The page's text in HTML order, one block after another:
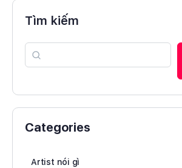
Tìm kiếm
Categories
Artist nói gì